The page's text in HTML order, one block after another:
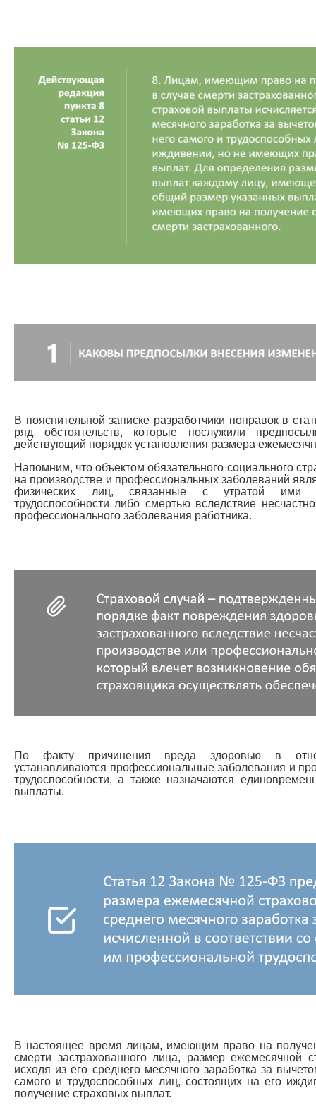
В пояснительной записке разработчики поправок в
ряд обстоятельств, которые послужили
действующий порядок установления размера
Напомним, что объектом обязательного социального
на производстве и профессиональных заболеваний
физических лиц, связанные с утратой ими
трудоспособности либо смертью вследствие
профессионального заболевания работника.
По факту причинения вреда здоровью в
устанавливаются профессиональные заболевания и
трудоспособности, а также назначаются
выплаты.
В настоящее время лицам, имеющим право на
смерти застрахованного лица, размер ежемесячной
исходя из его среднего месячного заработка за
самого и трудоспособных лиц, состоящих на его
получение страховых выплат.